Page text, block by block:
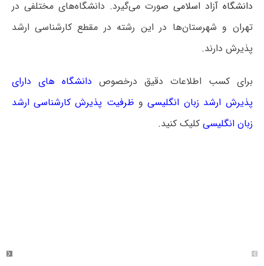
دانشگاه آزاد اسلامی صورت می‌گیرد. دانشگاه‌های مختلفی در
تهران و شهرستان‌ها در این رشته در مقطع کارشناسی ارشد
پذیرش دارند.
برای کسب اطلاعات دقیق درخصوص دانشگاه های دارای
پذیرش ارشد زبان انگلیسیو ظرفیت پذیرش کارشناسی ارشد
زبان انگلیسی کلیک کنید.